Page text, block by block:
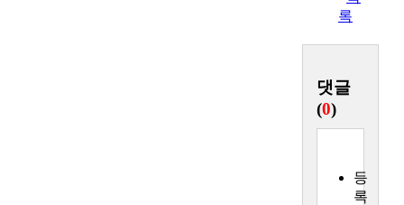
록
댓글
(0)
등
록